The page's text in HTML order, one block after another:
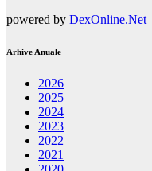
powered by DexOnline.Net
Arhive Anuale
2026
2025
2024
2023
2022
2021